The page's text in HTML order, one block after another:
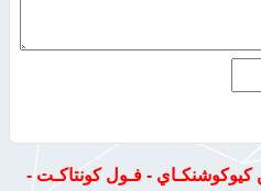
كيوكوشنكـاي - فـول كونتاكـت -